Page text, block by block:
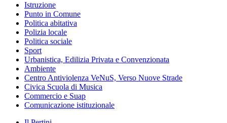
Istruzione
Punto in Comune
Politica abitativa
Polizia locale
Politica sociale
Sport
Urbanistica, Edilizia Privata e Convenzionata
Ambiente
Centro Antiviolenza VeNuS, Verso Nuove Strade
Civica Scuola di Musica
Commercio e Suap
Comunicazione istituzionale